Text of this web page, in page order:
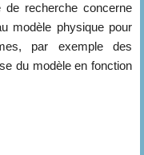
de recherche concerne
modèle physique pour
par exemple des
du modèle en fonction